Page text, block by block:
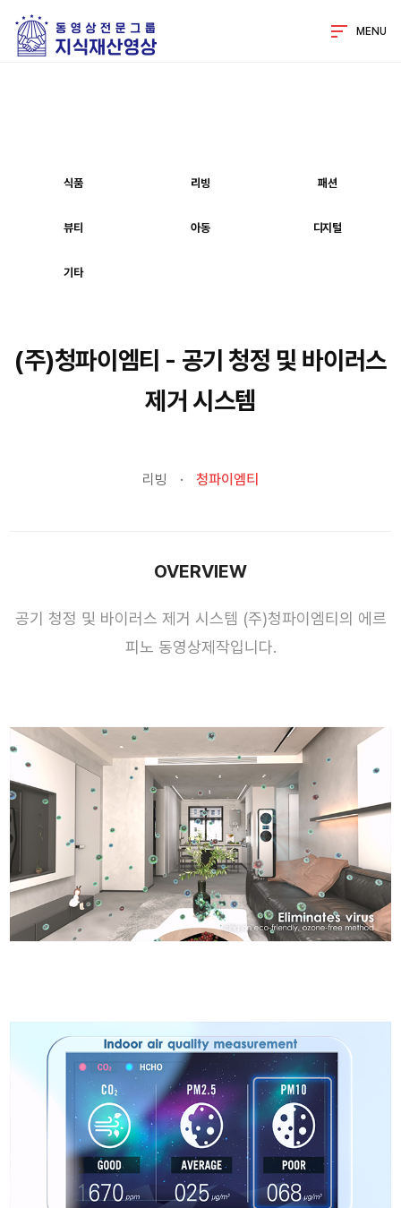
MENU
식품 리빙 패션
뷰티 아동 디지털
기타
(주)청파이엠티 - 공기 청정 및 바이러스
제거 시스템
리빙 청파이엠티
OVERVIEW
공기 청정 및 바이러스 제거 시스템 (주)청파이엠티의 에르
피노 동영상제작입니다.